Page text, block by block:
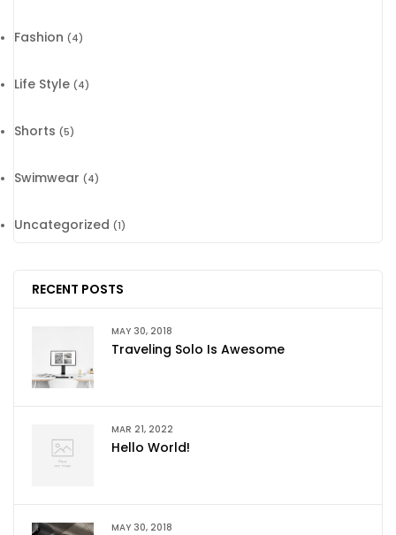
Fashion (4)
Life Style (4)
Shorts (5)
Swimwear (4)
Uncategorized (1)
RECENT POSTS
MAY 30, 2018
Traveling Solo Is Awesome
MAR 21, 2022
Hello World!
MAY 30, 2018